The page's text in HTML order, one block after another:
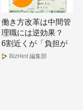
働き方改革は中間管
理職には逆効果？
6割近くが「負担が
増えた」と回答
BizHint 編集部